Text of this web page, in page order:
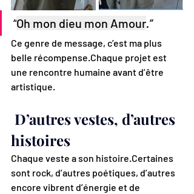
“Oh mon dieu mon Amour.”
Ce genre de message, c’est ma plus
belle récompense.Chaque projet est
une rencontre humaine avant d’être
artistique.
D’autres vestes, d’autres
histoires
Chaque veste a son histoire.Certaines
sont rock, d’autres poétiques, d’autres
encore vibrent d’énergie et de